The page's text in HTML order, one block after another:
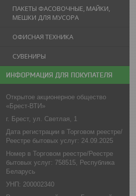
ПАКЕТЫ ФАСОВОЧНЫЕ, МАЙКИ,
МЕШКИ ДЛЯ МУСОРА
ОФИСНАЯ ТЕХНИКА
СУВЕНИРЫ
ИНФОРМАЦИЯ ДЛЯ ПОКУПАТЕЛЯ
Открытое акционерное общество
«Брест-ВТИ»
г. Брест, ул. Светлая, 1
Дата регистрации в Торговом реестре/
Реестре бытовых услуг: 24.09.2025
Номер в Торговом реестре/Реестре
бытовых услуг: 758515, Республика
Беларусь
УНП: 200002340